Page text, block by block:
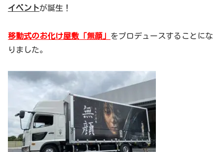
イベントが誕生！
移動式のお化け屋敷「無顔」 をプロデュースすることにな
りました。